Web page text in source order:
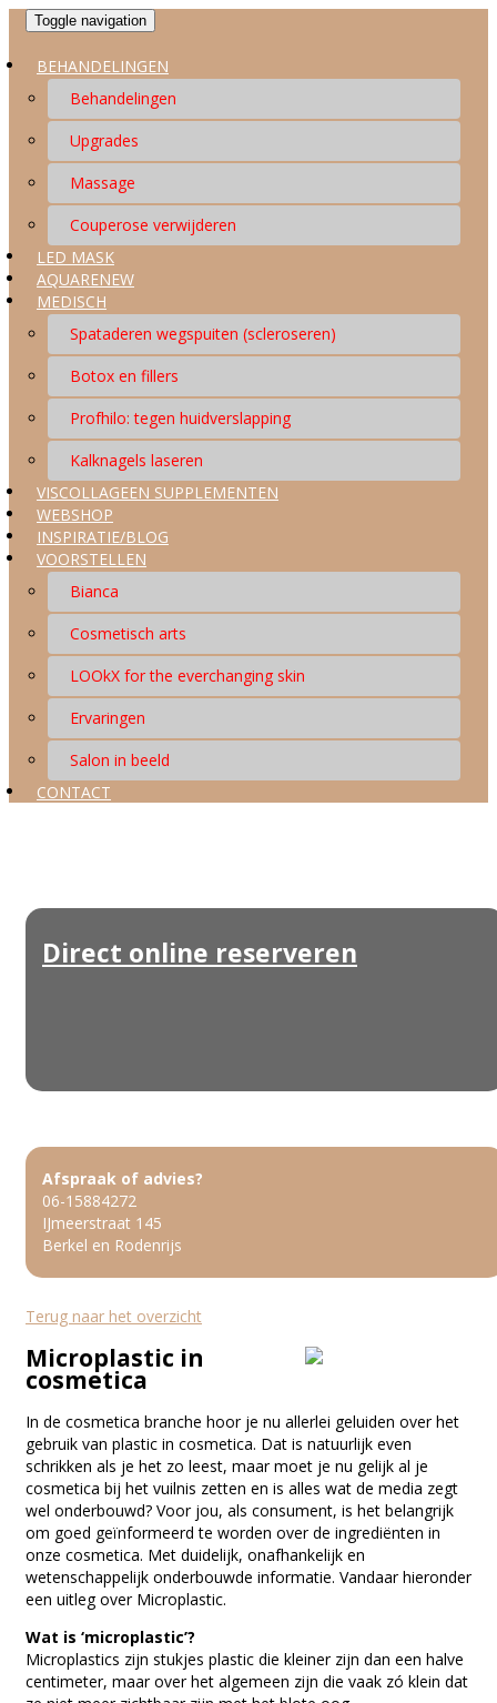
Toggle navigation
BEHANDELINGEN
Behandelingen
Upgrades
Massage
Couperose verwijderen
LED MASK
AQUARENEW
MEDISCH
Spataderen wegspuiten (scleroseren)
Botox en fillers
Profhilo: tegen huidverslapping
Kalknagels laseren
VISCOLLAGEEN SUPPLEMENTEN
WEBSHOP
INSPIRATIE/BLOG
VOORSTELLEN
Bianca
Cosmetisch arts
LOOkX for the everchanging skin
Ervaringen
Salon in beeld
CONTACT
Direct online reserveren
Afspraak of advies?
06-15884272
IJmeerstraat 145
Berkel en Rodenrijs
Terug naar het overzicht
Microplastic in
cosmetica
In de cosmetica branche hoor je nu allerlei geluiden over het
gebruik van plastic in cosmetica. Dat is natuurlijk even
schrikken als je het zo leest, maar moet je nu gelijk al je
cosmetica bij het vuilnis zetten en is alles wat de media zegt
wel onderbouwd? Voor jou, als consument, is het belangrijk
om goed geïnformeerd te worden over de ingrediënten in
onze cosmetica. Met duidelijk, onafhankelijk en
wetenschappelijk onderbouwde informatie. Vandaar hieronder
een uitleg over Microplastic.
Wat is ‘microplastic’?
Microplastics zijn stukjes plastic die kleiner zijn dan een halve
centimeter, maar over het algemeen zijn die vaak zó klein dat